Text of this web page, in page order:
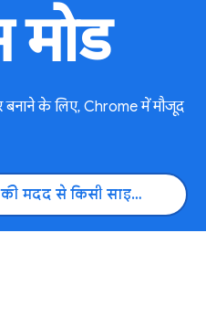
मोड
बनाने के लिए, Chrome में मौजूद
PageSpeed Insights की मदद से किसी साइट की जांच करना